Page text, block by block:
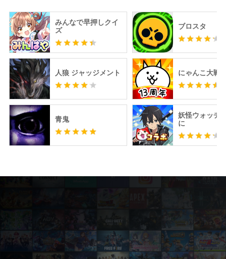
みんなで早押しクイ
ズ
人狼 ジャッジメント
青鬼
ブロスタ
にゃんこ大戦
妖怪ウォッチ
に